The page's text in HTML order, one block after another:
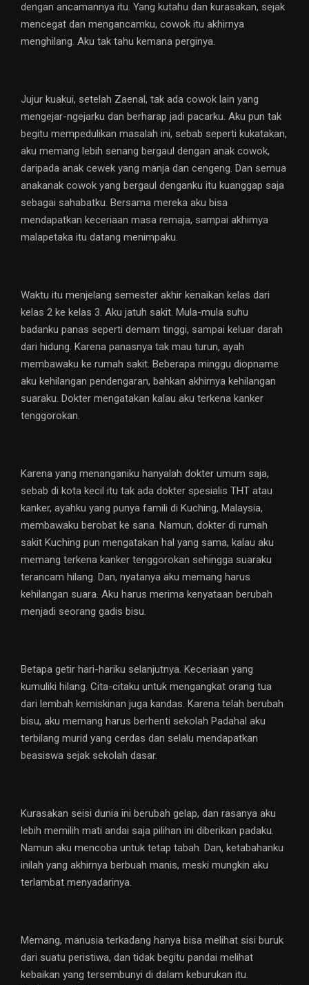
dengan ancamannya itu. Yang kutahu dan kurasakan, sejak
mencegat dan mengancamku, cowok itu akhirnya
menghilang. Aku tak tahu kemana perginya.
Jujur kuakui, setelah Zaenal, tak ada cowok lain yang
mengejar-ngejarku dan berharap jadi pacarku. Aku pun tak
begitu mempedulikan masalah ini, sebab seperti kukatakan,
aku memang lebih senang bergaul dengan anak cowok,
daripada anak cewek yang manja dan cengeng. Dan semua
anakanak cowok yang bergaul denganku itu kuanggap saja
sebagai sahabatku. Bersama mereka aku bisa
mendapatkan keceriaan masa remaja, sampai akhimya
malapetaka itu datang menimpaku.
Waktu itu menjelang semester akhir kenaikan kelas dari
kelas 2 ke kelas 3. Aku jatuh sakit. Mula-mula suhu
badanku panas seperti demam tinggi, sampai keluar darah
dari hidung. Karena panasnya tak mau turun, ayah
membawaku ke rumah sakit. Beberapa minggu diopname
aku kehilangan pendengaran, bahkan akhirnya kehilangan
suaraku. Dokter mengatakan kalau aku terkena kanker
tenggorokan.
Karena yang menanganiku hanyalah dokter umum saja,
sebab di kota kecil itu tak ada dokter spesialis THT atau
kanker, ayahku yang punya famili di Kuching, Malaysia,
membawaku berobat ke sana. Namun, dokter di rumah
sakit Kuching pun mengatakan hal yang sama, kalau aku
memang terkena kanker tenggorokan sehingga suaraku
terancam hilang. Dan, nyatanya aku memang harus
kehilangan suara. Aku harus merima kenyataan berubah
menjadi seorang gadis bisu.
Betapa getir hari-hariku selanjutnya. Keceriaan yang
kumuliki hilang. Cita-citaku untuk mengangkat orang tua
dari lembah kemiskinan juga kandas. Karena telah berubah
bisu, aku memang harus berhenti sekolah Padahal aku
terbilang murid yang cerdas dan selalu mendapatkan
beasiswa sejak sekolah dasar.
Kurasakan seisi dunia ini berubah gelap, dan rasanya aku
lebih memilih mati andai saja pilihan ini diberikan padaku.
Namun aku mencoba untuk tetap tabah. Dan, ketabahanku
inilah yang akhirnya berbuah manis, meski mungkin aku
terlambat menyadarinya.
Memang, manusia terkadang hanya bisa melihat sisi buruk
dari suatu peristiwa, dan tidak begitu pandai melihat
kebaikan yang tersembunyi di dalam keburukan itu.